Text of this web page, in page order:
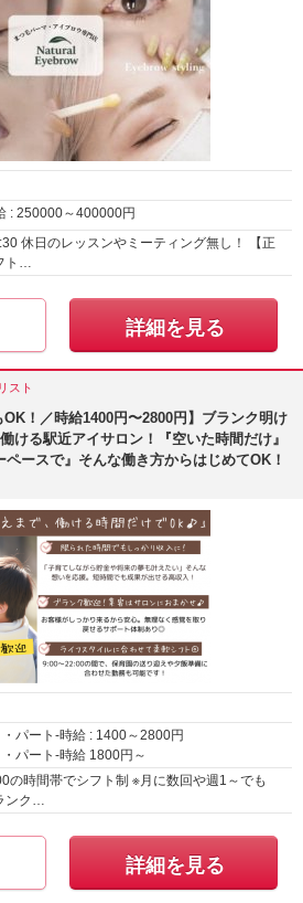
: 250000～400000円
休日のレッスンやミーティング無し！ 【正
ト…
詳細を見る
スト
OK！／時給1400円〜2800円】ブランク明け
ける駅近アイサロン！『空いた時間だけ』
ペースで』そんな働き方からはじめてOK！
パート-時給 : 1400～2800円
パート-時給 1800円～
でシフト制 ※月に数回や週1～でも
ンク…
詳細を見る